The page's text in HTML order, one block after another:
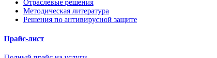
Отраслевые решения
Методическая литература
Решения по антивирусной защите
Прайс-лист